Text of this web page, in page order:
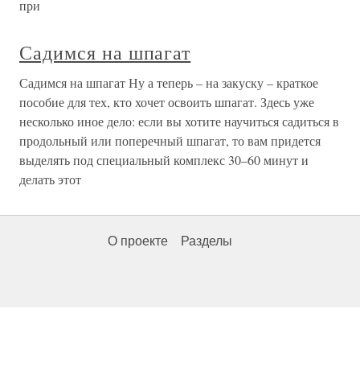
при
Садимся на шпагат
Садимся на шпагат Ну а теперь – на закуску – краткое
пособие для тех, кто хочет освоить шпагат. Здесь уже
несколько иное дело: если вы хотите научиться садиться в
продольный или поперечный шпагат, то вам придется
выделять под специальный комплекс 30–60 минут и
делать этот
О проекте Разделы